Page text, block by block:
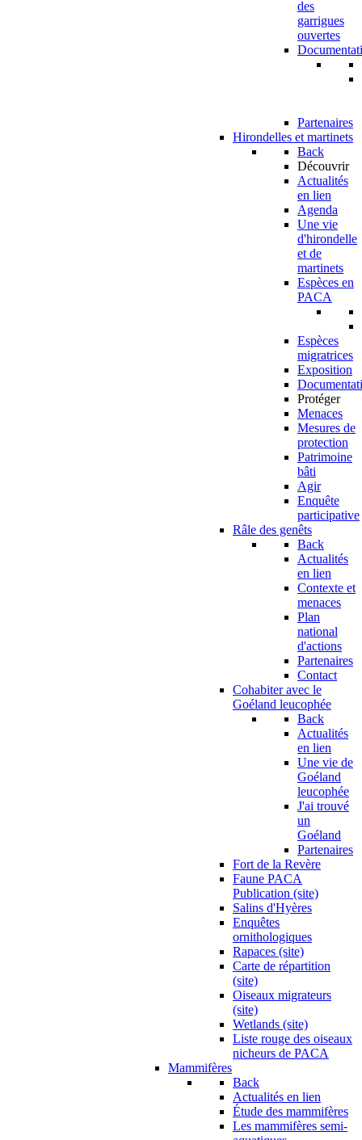
des
garrigues
ouvertes
Partenaires
Hirondelles et martinets
Back
Découvrir
Actualités
en lien
Agenda
Une vie
d'hirondelle
et de
martinets
Espèces en
PACA
Espèces
migratrices
Exposition
Protéger
Menaces
Mesures de
protection
Patrimoine
bâti
Agir
Enquête
participative
Râle des genêts
Back
Actualités
en lien
Contexte et
menaces
Plan
national
d'actions
Partenaires
Contact
Cohabiter avec le
Goéland leucophée
Back
Actualités
en lien
Une vie de
Goéland
leucophée
J'ai trouvé
un
Goéland
Partenaires
Fort de la Revère
Faune PACA
Publication (site)
Salins d'Hyères
Enquêtes
ornithologiques
Rapaces (site)
Carte de répartition
(site)
Oiseaux migrateurs
(site)
Wetlands (site)
Liste rouge des oiseaux
nicheurs de PACA
Mammifères
Back
Actualités en lien
Étude des mammifères
Les mammifères semi-